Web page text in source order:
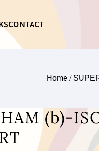
CONTACT
Home /
(b)-